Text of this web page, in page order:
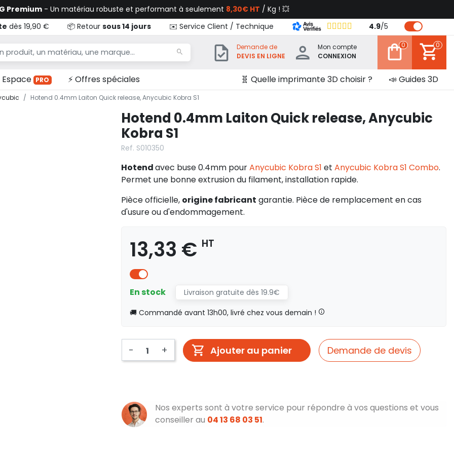
Premium - Un matériau robuste et performant à seulement 8,30€ HT / Kg ! 💥
dès 19,90 € 📦 Retour sous 14 jours ✉️ Service Client / Technique 4.9/5
Demande de
DEVIS EN LIGNE
Mon compte
CONNEXION
0 0
Espace PRO ⚡ Offres spéciales 🧬 Quelle imprimante 3D choisir ? 📣 Guides 3D
Hotend 0.4mm Laiton Quick release, Anycubic Kobra S1
Hotend 0.4mm Laiton Quick release, Anycubic
Kobra S1
Ref. S010350
Hotendavec buse 0.4mm pourAnycubic Kobra S1 et Anycubic Kobra S1 Combo.
Permet une bonne extrusion du filament, installation rapide.
Pièce officielle, origine fabricant garantie. Pièce de remplacement en cas
d'usure ou d'endommagement.
13,33 € HT
En stock
Livraison gratuite dès 19.9€
🚚 Commandé avant 13h00, livré chez vous demain !
- + Ajouter au panier Demande de devis
Nos experts sont à votre service pour répondre à vos questions et vous
conseiller au 04 13 68 03 51.